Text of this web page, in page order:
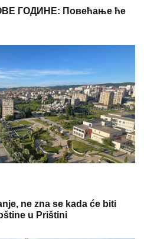
ГОДИНЕ: Повећање ће
ne zna se kada će biti
u Prištini